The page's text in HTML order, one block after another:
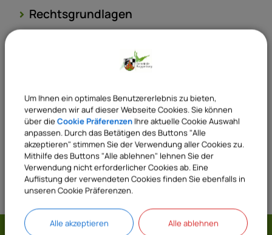
Rechtsgrundlagen
Verantwortliche Behörde
Sachgebiete
43 Bautechnik
Um Ihnen ein optimales Benutzererlebnis zu bieten,
verwenden wir auf dieser Webseite Cookies. Sie können
über die Cookie Präferenzen Ihre aktuelle Cookie Auswahl
anpassen. Durch das Betätigen des Buttons "Alle
akzeptieren" stimmen Sie der Verwendung aller Cookies zu.
Mithilfe des Buttons "Alle ablehnen" lehnen Sie der
Verwendung nicht erforderlicher Cookies ab. Eine
Auflistung der verwendeten Cookies finden Sie ebenfalls in
unseren Cookie Präferenzen.
Alle akzeptieren Alle ablehnen